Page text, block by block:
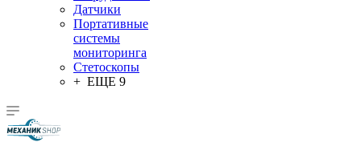
Датчики
Портативные
системы
мониторинга
Стетоскопы
+ ЕЩЕ 9